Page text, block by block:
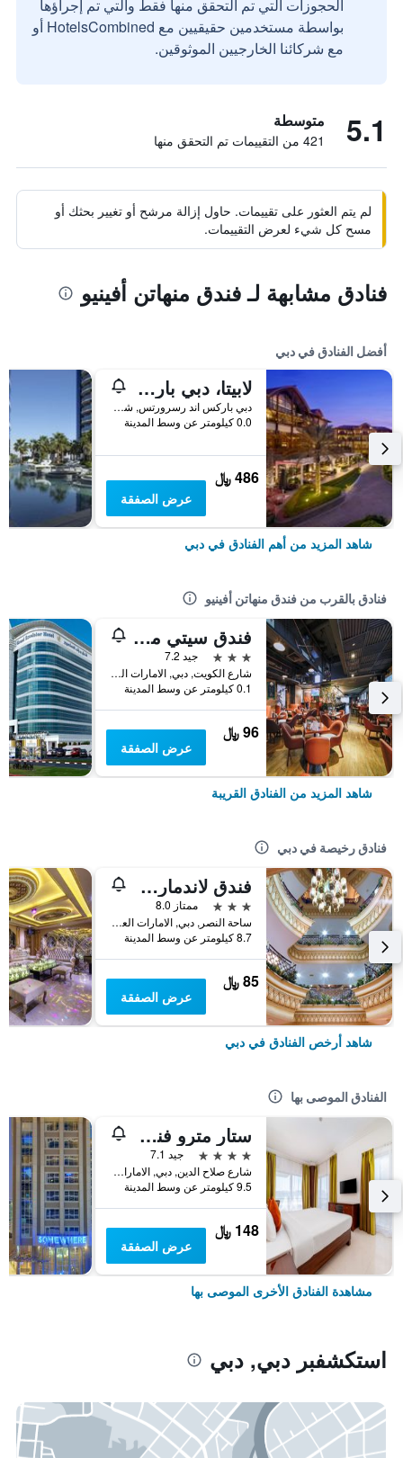
الحجوزات التي تم التحقق منها فقط والتي تم إجراؤها
بواسطة مستخدمين حقيقيين مع HotelsCombined أو
مع شركائنا الخارجيين الموثوقين.
5.1 متوسطة
421 من التقييمات تم التحقق منها
لم يتم العثور على تقييمات. حاول إزالة مرشح أو تغيير بحثك أو
مسح كل شيء لعرض التقييمات.
فنادق مشابهة لـ فندق منهاتن أفينيو
أفضل الفنادق في دبي
لابيتا، دبي باركس آند ريزورتس، أوتوغراف كوليكشن
دبي باركس اند رسرورتس, شارع الشيخ زايد, دبي, الامارات العربية المتحدة
0.0 كيلومتر عن وسط المدينة
486 ﷼
عرض الصفقة
شاهد المزيد من أهم الفنادق في دبي
فنادق بالقرب من فندق منهاتن أفينيو
فندق سيتي ماكس بر دبي
3 نجوم
جيد 7.2
شارع الكويت, دبي, الامارات العربية المتحدة
0.1 كيلومتر عن وسط المدينة
96 ﷼
عرض الصفقة
شاهد المزيد من الفنادق القريبة
فنادق رخيصة في دبي
فندق لاندمارك بلازا
3 نجوم
ممتاز 8.0
ساحة النصر, دبي, الامارات العربية المتحدة
8.7 كيلومتر عن وسط المدينة
85 ﷼
عرض الصفقة
شاهد أرخص الفنادق في دبي
الفنادق الموصى بها
ستار مترو فندق ديرة دبي
4 نجوم
جيد 7.1
شارع صلاح الدين, دبي, الامارات العربية المتحدة
9.5 كيلومتر عن وسط المدينة
148 ﷼
عرض الصفقة
مشاهدة الفنادق الأخرى الموصى بها
استكشفبر دبي, دبي